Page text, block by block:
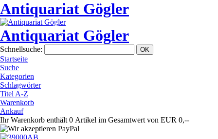
Antiquariat Gögler
Antiquariat Gögler
Schnellsuche:
Startseite
Suche
Kategorien
Schlagwörter
Titel A-Z
Warenkorb
Ankauf
Ihr Warenkorb enthält 0 Artikel im Gesamtwert von EUR 0,--